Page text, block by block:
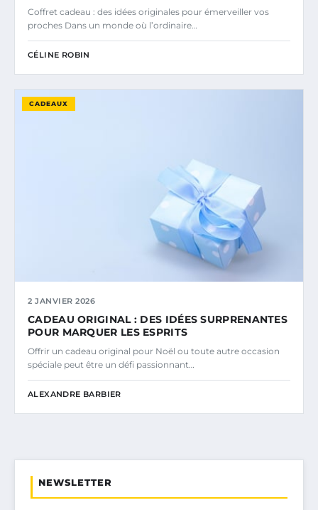
Coffret cadeau : des idées originales pour émerveiller vos
proches Dans un monde où l’ordinaire…
CÉLINE ROBIN
CADEAUX
2 JANVIER 2026
CADEAU ORIGINAL : DES IDÉES SURPRENANTES
POUR MARQUER LES ESPRITS
Offrir un cadeau original pour Noël ou toute autre occasion
spéciale peut être un défi passionnant…
ALEXANDRE BARBIER
NEWSLETTER